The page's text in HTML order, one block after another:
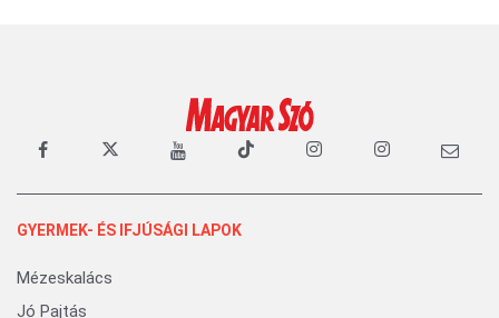
GYERMEK- ÉS IFJÚSÁGI LAPOK
Mézeskalács
Jó Pajtás